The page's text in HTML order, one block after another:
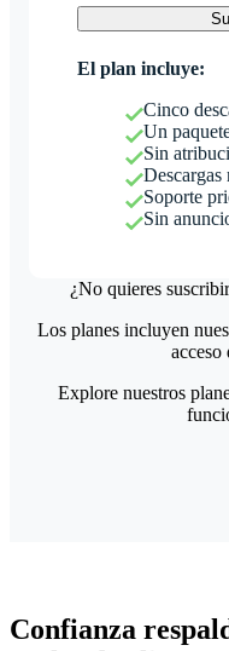
El plan incluye:
Cinco
Un
Sin
Descargas
Soporte
Sin
¿No quieres
Los planes incluyen
acceso
Explore nuestros
Confianza